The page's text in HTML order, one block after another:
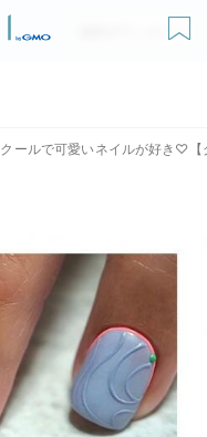
無料ダウンロード
クールで可愛いネイルが好き♡